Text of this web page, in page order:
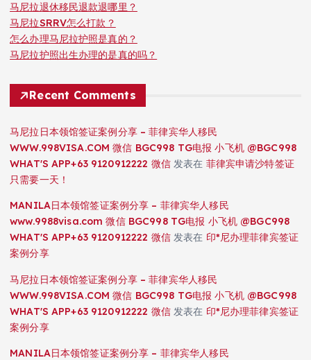
马尼拉退休移民退款退哪里？
马尼拉SRRV怎么打款？
怎么办理马尼拉护照是真的？
马尼拉护照出生办理的是真的吗？
Recent Comments
马尼拉日本领馆签证案例分享 – 菲律宾华人移民
WWW.998VISA.COM 微信 BGC998 TG电报 小飞机 @BGC998
WHAT'S APP+63 9120912222 微信发表在 菲律宾申请沙特签证
只需要一天！
MANILA日本领馆签证案例分享 – 菲律宾华人移民
www.9988visa.com 微信 BGC998 TG电报 小飞机 @BGC998
WHAT'S APP+63 9120912222 微信发表在 印*尼办理菲律宾签证
案例分享
马尼拉日本领馆签证案例分享 – 菲律宾华人移民
WWW.998VISA.COM 微信 BGC998 TG电报 小飞机 @BGC998
WHAT'S APP+63 9120912222 微信发表在 印*尼办理菲律宾签证
案例分享
MANILA日本领馆签证案例分享 – 菲律宾华人移民